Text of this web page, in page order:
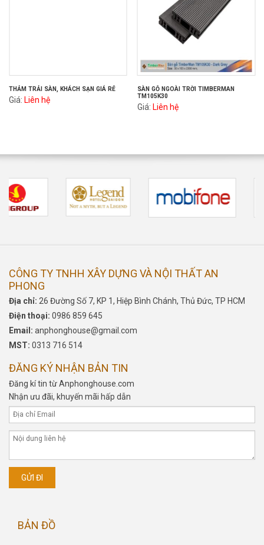
THẢM TRẢI SÀN, KHÁCH SẠN GIÁ RẺ
Giá: Liên hệ
SÀN GỖ NGOÀI TRỜI TIMBERMAN
TM105K30
Giá: Liên hệ
CÔNG TY TNHH XÂY DỰNG VÀ NỘI THẤT AN
PHONG
Địa chỉ: 26 Đường Số 7, KP 1, Hiệp Bình Chánh, Thủ Đức, TP HCM
Điện thoại: 0986 859 645
Email: anphonghouse@gmail.com
MST: 0313 716 514
ĐĂNG KÝ NHẬN BẢN TIN
Đăng kí tin từ Anphonghouse.com
Nhận ưu đãi, khuyến mãi hấp dẫn
BẢN ĐỒ